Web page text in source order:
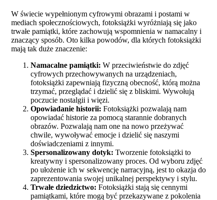
W świecie wypełnionym cyfrowymi obrazami i postami w
mediach społecznościowych, fotoksiążki wyróżniają się jako
trwałe pamiątki, które zachowują wspomnienia w namacalny i
znaczący sposób. Oto kilka powodów, dla których fotoksiążki
mają tak duże znaczenie:
Namacalne pamiątki: W przeciwieństwie do zdjęć
cyfrowych przechowywanych na urządzeniach,
fotoksiążki zapewniają fizyczną obecność, którą można
trzymać, przeglądać i dzielić się z bliskimi. Wywołują
poczucie nostalgii i więzi.
Opowiadanie historii: Fotoksiążki pozwalają nam
opowiadać historie za pomocą starannie dobranych
obrazów. Pozwalają nam one na nowo przeżywać
chwile, wywoływać emocje i dzielić się naszymi
doświadczeniami z innymi.
Spersonalizowany dotyk: Tworzenie fotoksiążki to
kreatywny i spersonalizowany proces. Od wyboru zdjęć
po ułożenie ich w sekwencję narracyjną, jest to okazja do
zaprezentowania swojej unikalnej perspektywy i stylu.
Trwałe dziedzictwo: Fotoksiążki stają się cennymi
pamiątkami, które mogą być przekazywane z pokolenia